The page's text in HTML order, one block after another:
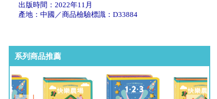
出版時間：2022年11月
產地：中國／商品檢驗標識：D33884
系列商品推薦